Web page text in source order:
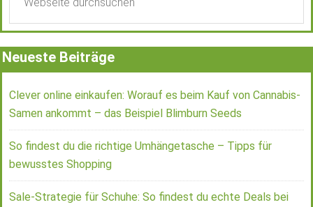
Neueste Beiträge
Clever online einkaufen: Worauf es beim Kauf von Cannabis-
Samen ankommt – das Beispiel Blimburn Seeds
So findest du die richtige Umhängetasche – Tipps für
bewusstes Shopping
Sale-Strategie für Schuhe: So findest du echte Deals bei